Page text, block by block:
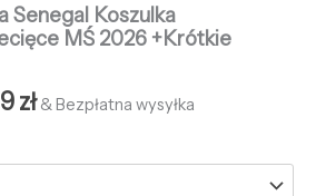
Senegal Koszulka
MŚ 2026 +Krótkie
zł & Bezpłatna wysyłka